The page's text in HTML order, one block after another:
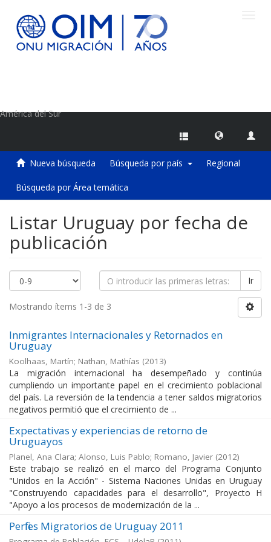
América del Sur
Nueva búsqueda Búsqueda por país Regional
Búsqueda por Área temática
Listar Uruguay por fecha de
publicación
Ir
Mostrando ítems 1-3 de 3
Inmigrantes Internacionales y Retornados en
Uruguay
Koolhaas, Martín; Nathan, Mathías (2013)
La migración internacional ha desempeñado y continúa
cumpliendo un importante papel en el crecimiento poblacional
del país. La reversión de la tendencia a tener saldos migratorios
negativos permitió que el crecimiento de ...
Expectativas y experiencias de retorno de
Uruguayos
Planel, Ana Clara; Alonso, Luis Pablo; Romano, Javier (2012)
Este trabajo se realizó en el marco del Programa Conjunto
"Unidos en la Acción" - Sistema Naciones Unidas en Uruguay
"Construyendo capacidades para el desarrollo", Proyecto H
"Apoyo a los procesos de modernización de la ...
Perfiles Migratorios de Uruguay 2011